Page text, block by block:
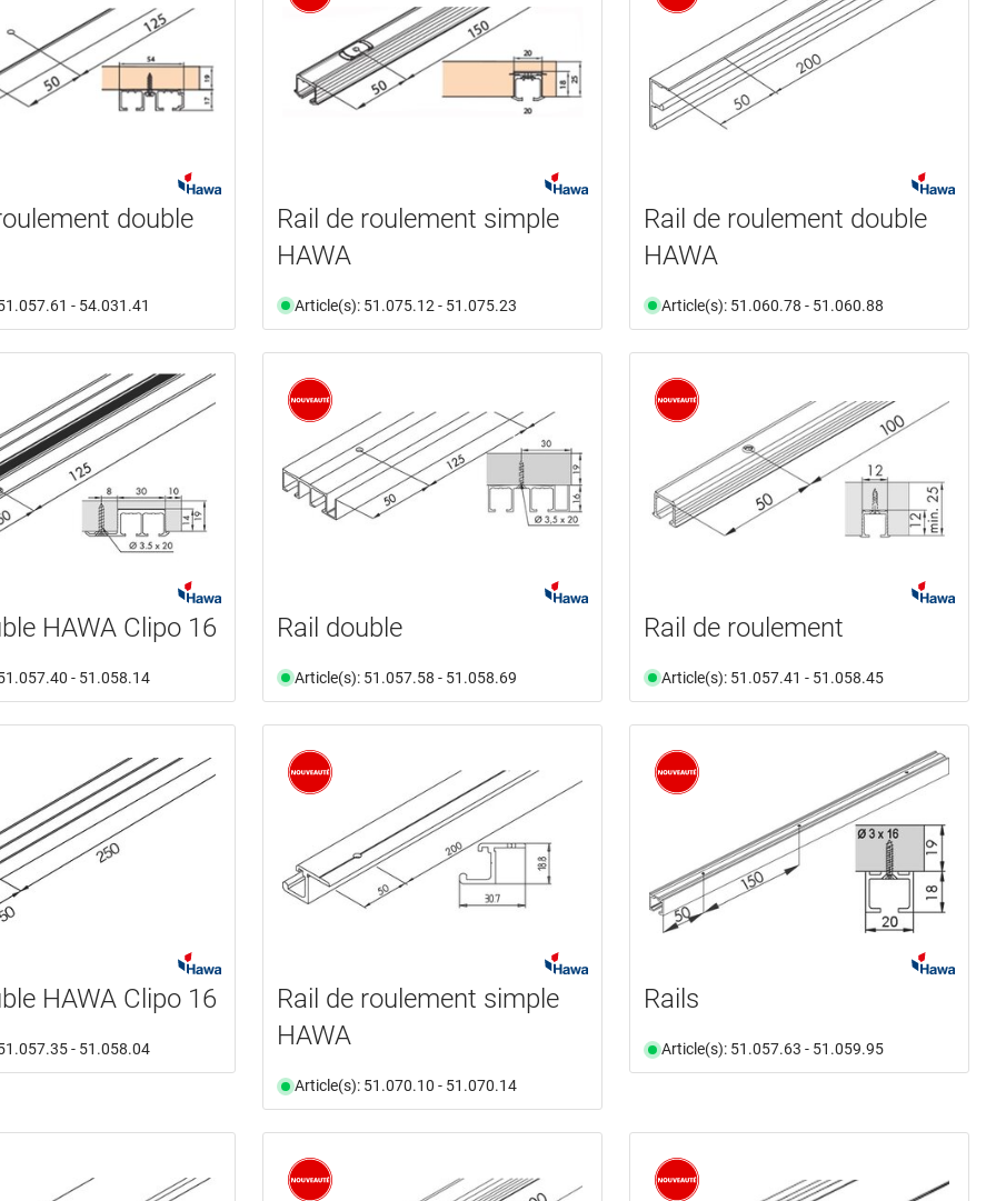
double
- 54.031.41
Rail de roulement simple
HAWA
Article(s): 51.075.12 - 51.075.23
Rail de roulement double
HAWA
Article(s): 51.060.78 - 51.060.88
HAWA Clipo 16
- 51.058.14
Rail double
Article(s): 51.057.58 - 51.058.69
Rail de roulement
Article(s): 51.057.41 - 51.058.45
HAWA Clipo 16
- 51.058.04
Rail de roulement simple
HAWA
Article(s): 51.070.10 - 51.070.14
Rails
Article(s): 51.057.63 - 51.059.95